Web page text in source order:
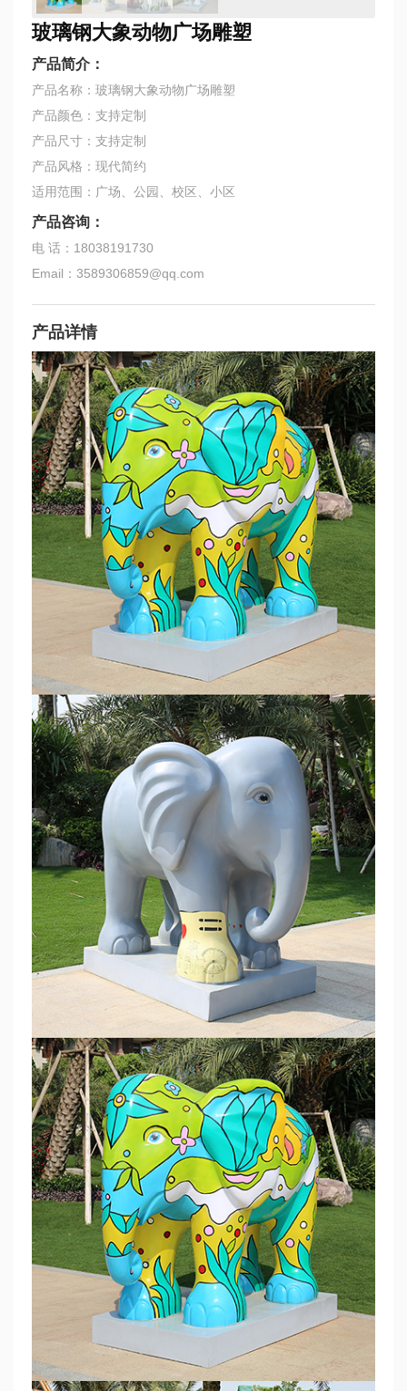
玻璃钢大象动物广场雕塑
产品简介：
产品名称：玻璃钢大象动物广场雕塑
产品颜色：支持定制
产品尺寸：支持定制
产品风格：现代简约
适用范围：广场、公园、校区、小区
产品咨询：
电 话：18038191730
Email：3589306859@qq.com
产品详情